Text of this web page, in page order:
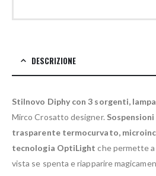
DESCRIZIONE
Stilnovo Diphy con 3 sorgenti,
Mirco Crosatto designer.
trasparente termocurvato,
tecnologia OptiLight che permette a
vista se spenta e riapparire